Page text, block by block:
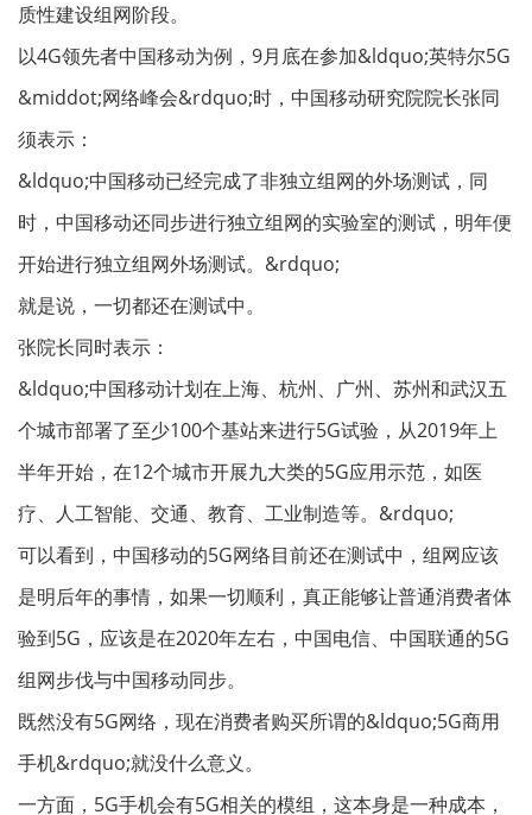
质性建设组网阶段。
以4G领先者中国移动为例，9月底在参加&ldquo;英特尔5G
&middot;网络峰会&rdquo;时，中国移动研究院院长张同
须表示：
&ldquo;中国移动已经完成了非独立组网的外场测试，同
时，中国移动还同步进行独立组网的实验室的测试，明年便
开始进行独立组网外场测试。&rdquo;
就是说，一切都还在测试中。
张院长同时表示：
&ldquo;中国移动计划在上海、杭州、广州、苏州和武汉五
个城市部署了至少100个基站来进行5G试验，从2019年上
半年开始，在12个城市开展九大类的5G应用示范，如医
疗、人工智能、交通、教育、工业制造等。&rdquo;
可以看到，中国移动的5G网络目前还在测试中，组网应该
是明后年的事情，如果一切顺利，真正能够让普通消费者体
验到5G，应该是在2020年左右，中国电信、中国联通的5G
组网步伐与中国移动同步。
既然没有5G网络，现在消费者购买所谓的&ldquo;5G商用
手机&rdquo;就没什么意义。
一方面，5G手机会有5G相关的模组，这本身是一种成本，